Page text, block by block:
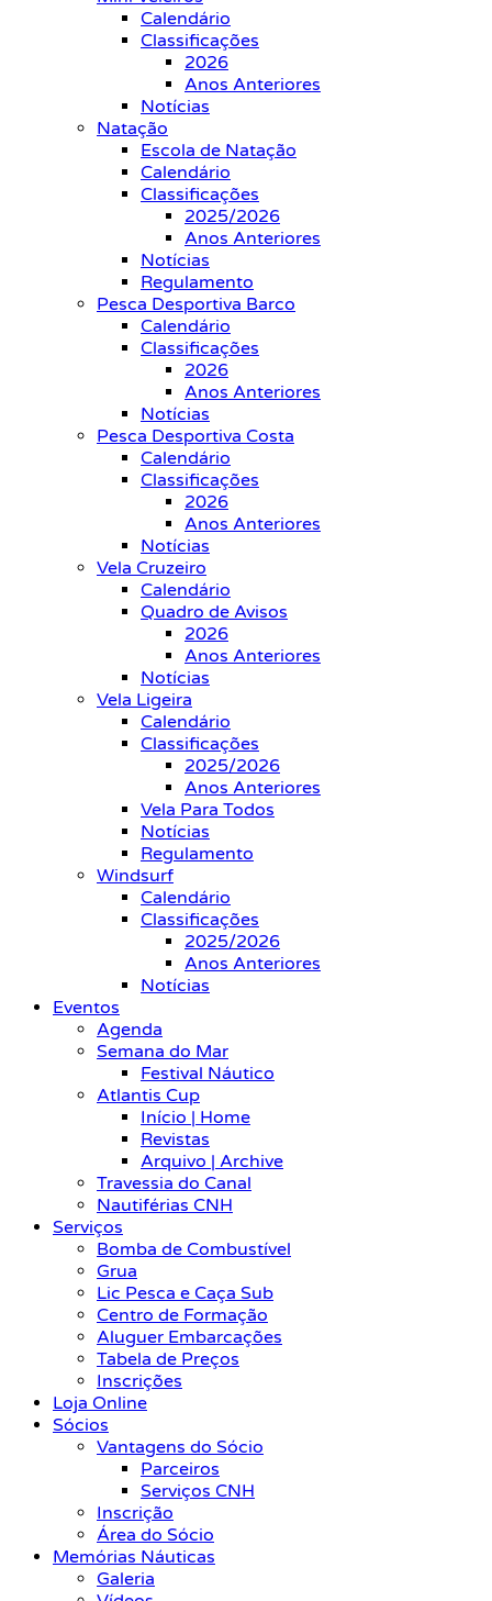
Calendário
Classificações
2026
Anos Anteriores
Notícias
Natação
Escola de Natação
Calendário
Classificações
2025/2026
Anos Anteriores
Notícias
Regulamento
Pesca Desportiva Barco
Calendário
Classificações
2026
Anos Anteriores
Notícias
Pesca Desportiva Costa
Calendário
Classificações
2026
Anos Anteriores
Notícias
Vela Cruzeiro
Calendário
Quadro de Avisos
2026
Anos Anteriores
Notícias
Vela Ligeira
Calendário
Classificações
2025/2026
Anos Anteriores
Vela Para Todos
Notícias
Regulamento
Windsurf
Calendário
Classificações
2025/2026
Anos Anteriores
Notícias
Eventos
Agenda
Semana do Mar
Festival Náutico
Atlantis Cup
Início | Home
Revistas
Arquivo | Archive
Travessia do Canal
Nautiférias CNH
Serviços
Bomba de Combustível
Grua
Lic Pesca e Caça Sub
Centro de Formação
Aluguer Embarcações
Tabela de Preços
Inscrições
Loja Online
Sócios
Vantagens do Sócio
Parceiros
Serviços CNH
Inscrição
Área do Sócio
Memórias Náuticas
Galeria